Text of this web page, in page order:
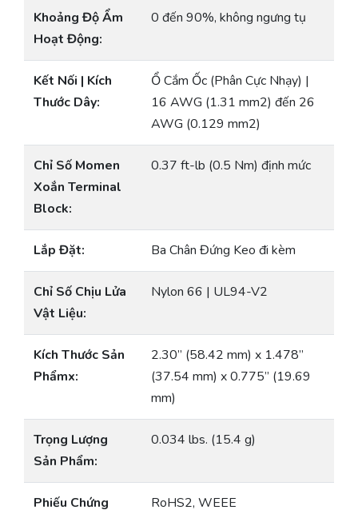
Khoảng Độ Ẩm
Hoạt Động:
0 đến 90%, không ngưng tụ
Kết Nối | Kích
Thước Dây:
Ổ Cắm Ốc (Phân Cực Nhạy) |
16 AWG (1.31 mm2) đến 26
AWG (0.129 mm2)
Chỉ Số Momen
Xoắn Terminal
Block:
0.37 ft-lb (0.5 Nm) định mức
Lắp Đặt: Ba Chân Đứng Keo đi kèm
Chỉ Số Chịu Lửa
Vật Liệu:
Nylon 66 | UL94-V2
Kích Thước Sản
Phẩmx:
2.30” (58.42 mm) x 1.478”
(37.54 mm) x 0.775” (19.69
mm)
Trọng Lượng
Sản Phẩm:
0.034 lbs. (15.4 g)
Phiếu Chứng
RoHS2, WEEE